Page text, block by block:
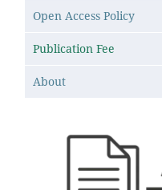
Open Access Policy
Publication Fee
About